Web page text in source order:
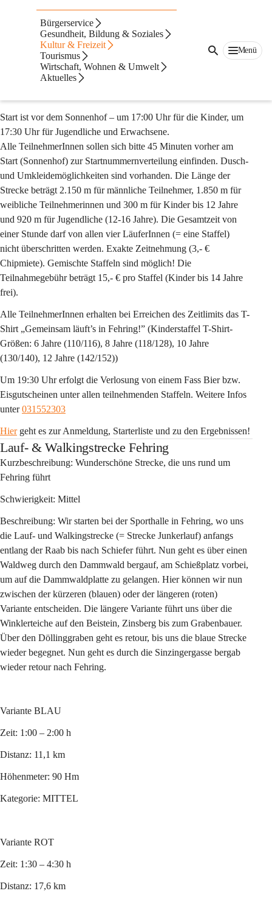
Bürgerservice
Gesundheit, Bildung & Soziales
Kultur & Freizeit
Tourismus
Wirtschaft, Wohnen & Umwelt
Aktuelles
Menü
Sportangebot
Fehringer Staffellauf beim Schulschlussfest
AM letzten Schultag vor den Sommerferien HEISST ES
Start ist vor dem Sonnenhof – um 17:00 Uhr für die Kinder, um
17:30 Uhr für Jugendliche und Erwachsene.
Alle TeilnehmerInnen sollen sich bitte 45 Minuten vorher am
Start (Sonnenhof) zur Startnummernverteilung einfinden. Dusch-
und Umkleidemöglichkeiten sind vorhanden. Die Länge der
Strecke beträgt 2.150 m für männliche Teilnehmer, 1.850 m für
weibliche Teilnehmerinnen und 300 m für Kinder bis 12 Jahre
und 920 m für Jugendliche (12-16 Jahre). Die Gesamtzeit von
einer Stunde darf von allen vier LäuferInnen (= eine Staffel)
nicht überschritten werden. Exakte Zeitnehmung (3,- €
Chipmiete). Gemischte Staffeln sind möglich! Die
Teilnahmegebühr beträgt 15,- € pro Staffel (Kinder bis 14 Jahre
frei).
Alle TeilnehmerInnen erhalten bei Erreichen des Zeitlimits das T-
Shirt „Gemeinsam läuft’s in Fehring!” (Kinderstaffel T-Shirt-
Größen: 6 Jahre (110/116), 8 Jahre (118/128), 10 Jahre
(130/140), 12 Jahre (142/152))
Um 19:30 Uhr erfolgt die Verlosung von einem Fass Bier bzw.
Eisgutscheinen unter allen teilnehmenden Staffeln. Weitere Infos
unter 031552303
Hier geht es zur Anmeldung, Starterliste und zu den Ergebnissen!
Lauf- & Walkingstrecke Fehring
Kurzbeschreibung: Wunderschöne Strecke, die uns rund um
Fehring führt
Schwierigkeit: Mittel
Beschreibung: Wir starten bei der Sporthalle in Fehring, wo uns
die Lauf- und Walkingstrecke (= Strecke Junkerlauf) anfangs
entlang der Raab bis nach Schiefer führt. Nun geht es über einen
Waldweg durch den Dammwald bergauf, am Schießplatz vorbei,
um auf die Dammwaldplatte zu gelangen. Hier können wir nun
zwischen der kürzeren (blauen) oder der längeren (roten)
Variante entscheiden. Die längere Variante führt uns über die
Winklerteiche auf den Beistein, Zinsberg bis zum Grabenbauer.
Über den Döllinggraben geht es retour, bis uns die blaue Strecke
wieder begegnet. Nun geht es durch die Sinzingergasse bergab
wieder retour nach Fehring.
Variante BLAU
Zeit: 1:00 – 2:00 h
Distanz: 11,1 km
Höhenmeter: 90 Hm
Kategorie: MITTEL
Variante ROT
Zeit: 1:30 – 4:30 h
Distanz: 17,6 km